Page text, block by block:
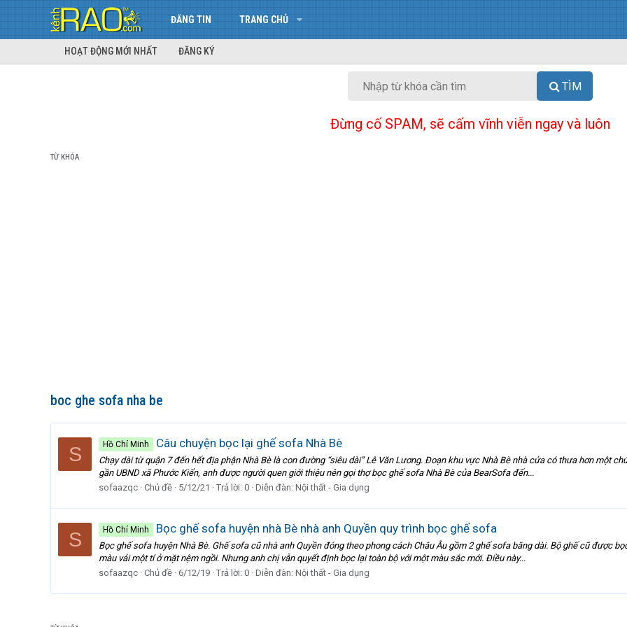
ĐĂNG TIN TRANG CHỦ
HOẠT ĐỘNG MỚI NHẤT ĐĂNG KÝ
TÌM
Đừng cố SPAM, sẽ cấm vĩnh viễn ngay và luôn
TỪ KHÓA
boc ghe sofa nha be
S Hồ Chí Minh Câu chuyện bọc lại ghế sofa Nhà Bè
Chạy dài từ quận 7 đến hết địa phận Nhà Bè là con đường “siêu dài” Lê Văn Lương. Đoạn khu vực Nhà Bè nhà cửa có thưa hơn một
gần UBND xã Phước Kiển, anh được người quen giới thiệu nên gọi thợ bọc ghế sofa Nhà Bè của BearSofa đến...
sofaazqc Chủ đề 5/12/21 Trả lời: 0 Diễn đàn: Nội thất - Gia dụng
S Hồ Chí Minh Bọc ghế sofa huyện nhà Bè nhà anh Quyền quy trình bọc ghế sofa
Bọc ghế sofa huyện Nhà Bè. Ghế sofa cũ nhà anh Quyền đóng theo phong cách Châu Âu gồm 2 ghế sofa băng dài. Bộ ghế cũ được
màu vải một tí ở mặt nệm ngồi. Nhưng anh chị vẫn quyết định bọc lại toàn bộ với một màu sắc mới. Điều này...
sofaazqc Chủ đề 6/12/19 Trả lời: 0 Diễn đàn: Nội thất - Gia dụng